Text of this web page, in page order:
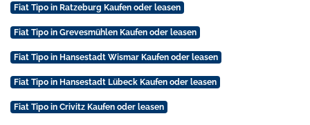
Fiat Tipo in Ratzeburg Kaufen oder leasen
Fiat Tipo in Grevesmühlen Kaufen oder leasen
Fiat Tipo in Hansestadt Wismar Kaufen oder leasen
Fiat Tipo in Hansestadt Lübeck Kaufen oder leasen
Fiat Tipo in Crivitz Kaufen oder leasen